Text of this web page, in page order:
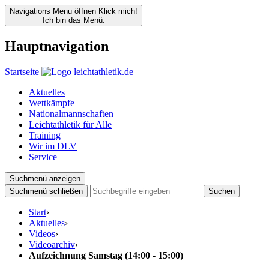
Navigations Menu öffnen Klick mich!
Ich bin das Menü.
Hauptnavigation
Startseite
Aktuelles
Wettkämpfe
Nationalmannschaften
Leichtathletik für Alle
Training
Wir im DLV
Service
Suchmenü anzeigen
Suchmenü schließen
Suchen
Start›
Aktuelles›
Videos›
Videoarchiv›
Aufzeichnung Samstag (14:00 - 15:00)